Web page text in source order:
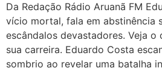
Da Redação Rádio Aruanã FM
vício mortal, fala em abstinência
escândalos devastadores. Veja o
sua carreira. Eduardo Costa
sombrio ao revelar uma batalha